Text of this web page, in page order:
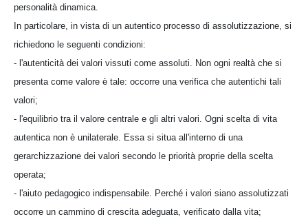
personalità dinamica.
In particolare, in vista di un autentico processo di assolutizzazione, si
richiedono le seguenti condizioni:
- l'autenticità dei valori vissuti come assoluti. Non ogni realtà che si
presenta come valore è tale: occorre una verifica che autentichi tali
valori;
- l'equilibrio tra il valore centrale e gli altri valori. Ogni scelta di vita
autentica non è unilaterale. Essa si situa all'interno di una
gerarchizzazione dei valori secondo le priorità proprie della scelta
operata;
- l'aiuto pedagogico indispensabile. Perché i valori siano assolutizzati
occorre un cammino di crescita adeguata, verificato dalla vita;